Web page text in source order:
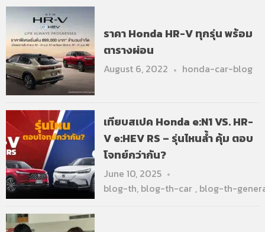
ราคา Honda HR-V ทุกรุ่น พร้อม
ตารางผ่อน
August 6, 2022 honda-car-blog
เทียบสเปค Honda e:N1 VS. HR-
V e:HEV RS – รุ่นไหนล้ำ คุ้ม ตอบ
โจทย์กว่ากัน?
June 10, 2025
blog-th, blog-th-car , blog-th-